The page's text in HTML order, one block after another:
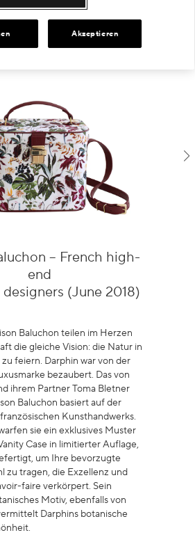
– French high-
end
(June 2018)
Baluchon teilen im Herzen
die gleiche Vision: die Natur in
feiern. Darphin war von der
bezaubert. Das von
ihrem Partner Toma Bletner
Baluchon basiert auf der
Kunsthandwerks.
sie ein exklusives Muster
Case in limitierter Auflage,
um Ihre bevorzugte
zu tragen, die Exzellenz und
faire verkörpert. Sein
Motiv, ebenfalls von
Darphins botanische
Akzeptieren